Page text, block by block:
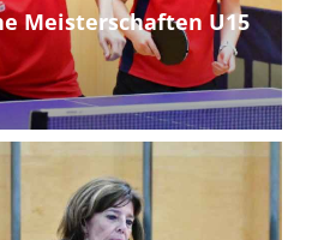
Meisterschaften U15